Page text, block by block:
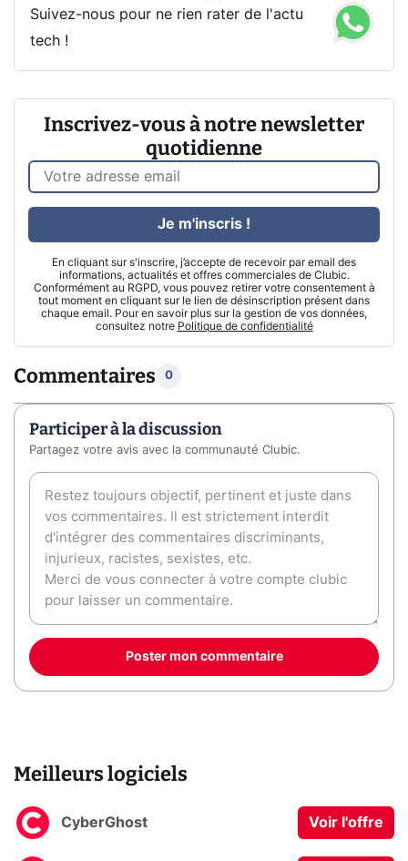
Suivez-nous pour ne rien rater de l'actu
tech !
Inscrivez-vous à notre newsletter
quotidienne
En cliquant sur s'inscrire, j’accepte de recevoir par email des
informations, actualités et offres commerciales de Clubic.
Conformément au RGPD, vous pouvez retirer votre consentement à
tout moment en cliquant sur le lien de désinscription présent dans
chaque email. Pour en savoir plus sur la gestion de vos données,
consultez notre Politique de confidentialité
Je m'inscris !
Commentaires 0
Participer à la discussion
Partagez votre avis avec la communauté Clubic.
Poster mon commentaire
Meilleurs logiciels
CyberGhost Voir l'offre